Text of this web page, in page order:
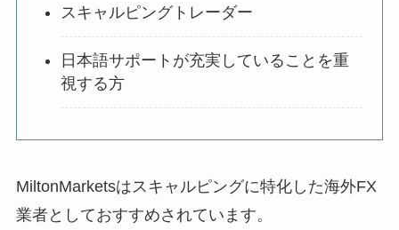
スキャルピングトレーダー
日本語サポートが充実していることを重
視する方
MiltonMarketsはスキャルピングに特化した海外FX
業者としておすすめされています。